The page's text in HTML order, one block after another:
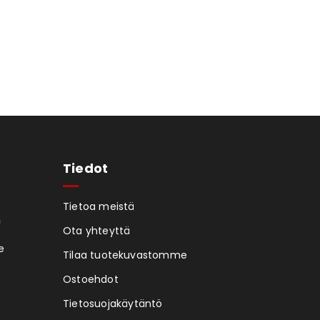
Tiedot
Tietoa meistä
Ota yhteyttä
Tilaa tuotekuvastomme
Ostoehdot
Tietosuojakäytäntö